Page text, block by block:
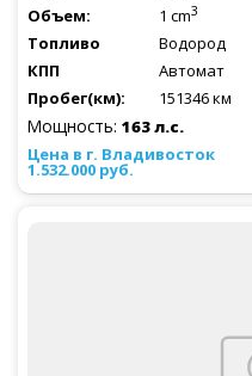
1 cm3
Водород
Автомат
151346 км
Мощность: 163 л.с.
1.532.000 руб.